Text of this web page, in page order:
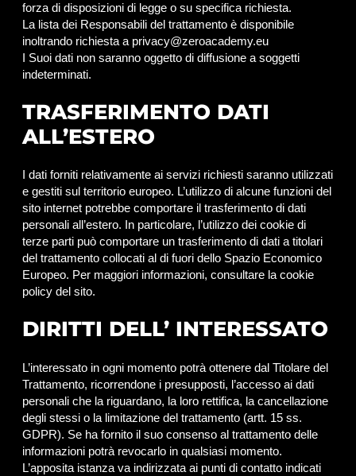
forza di disposizioni di legge o su specifica richiesta.
La lista dei Responsabili del trattamento è disponibile
inoltrando richiesta a privacy@zeroacademy.eu
I Suoi dati non saranno oggetto di diffusione a soggetti
indeterminati.
TRASFERIMENTO DATI
ALL’ESTERO
I dati forniti relativamente ai servizi richiesti saranno utilizzati
e gestiti sul territorio europeo. L’utilizzo di alcune funzioni del
sito internet potrebbe comportare il trasferimento di dati
personali all’estero. In particolare, l’utilizzo dei cookie di
terze parti può comportare un trasferimento di dati a titolari
del trattamento collocati al di fuori dello Spazio Economico
Europeo. Per maggiori informazioni, consultare la cookie
policy del sito.
DIRITTI DELL’ INTERESSATO
L’interessato in ogni momento potrà ottenere dal Titolare del
Trattamento, ricorrendone i presupposti, l’accesso ai dati
personali che la riguardano, la loro rettifica, la cancellazione
degli stessi o la limitazione del trattamento (artt. 15 ss.
GDPR). Se ha fornito il suo consenso al trattamento delle
informazioni potrà revocarlo in qualsiasi momento.
L’apposita istanza va indirizzata ai punti di contatto indicati